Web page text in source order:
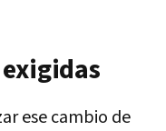
ese cambio de